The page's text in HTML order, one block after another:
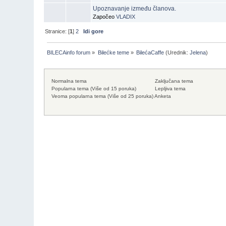
Upoznavanje između članova.
ZapočeoVLADIX
Stranice: [1]2 Idi gore
BILECAinfo forum » Bilećke teme» BilećaCaffe (Urednik:Jelena)
Normalna tema
Popularna tema (Više od 15 poruka)
Veoma popularna tema (Više od 25 poruka)
Zaključana tema
Lepljiva tema
Anketa